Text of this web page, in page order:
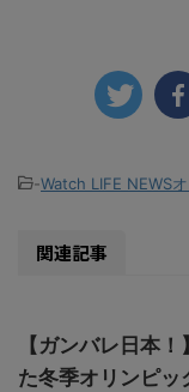
-Watch LIFE NEWS
関連記事
【ガンバレ日本
た冬季オリンピッ